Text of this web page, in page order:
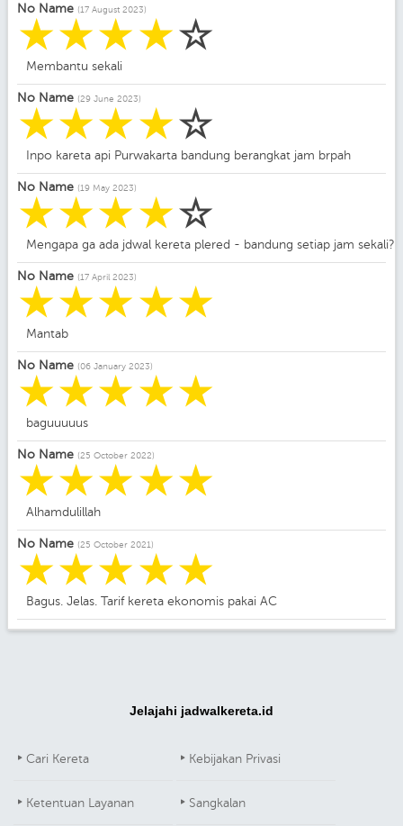
No Name (17 August 2023)
☆
☆
☆
☆
☆
Membantu sekali
No Name (29 June 2023)
☆
☆
☆
☆
☆
Inpo kareta api Purwakarta bandung berangkat jam brpah
No Name (19 May 2023)
☆
☆
☆
☆
☆
Mengapa ga ada jdwal kereta plered - bandung setiap jam sekali?
No Name (17 April 2023)
☆
☆
☆
☆
☆
Mantab
No Name (06 January 2023)
☆
☆
☆
☆
☆
baguuuuus
No Name (25 October 2022)
☆
☆
☆
☆
☆
Alhamdulillah
No Name (25 October 2021)
☆
☆
☆
☆
☆
Bagus. Jelas. Tarif kereta ekonomis pakai AC
Jelajahi jadwalkereta.id
Cari Kereta Kebijakan Privasi
Ketentuan Layanan Sangkalan